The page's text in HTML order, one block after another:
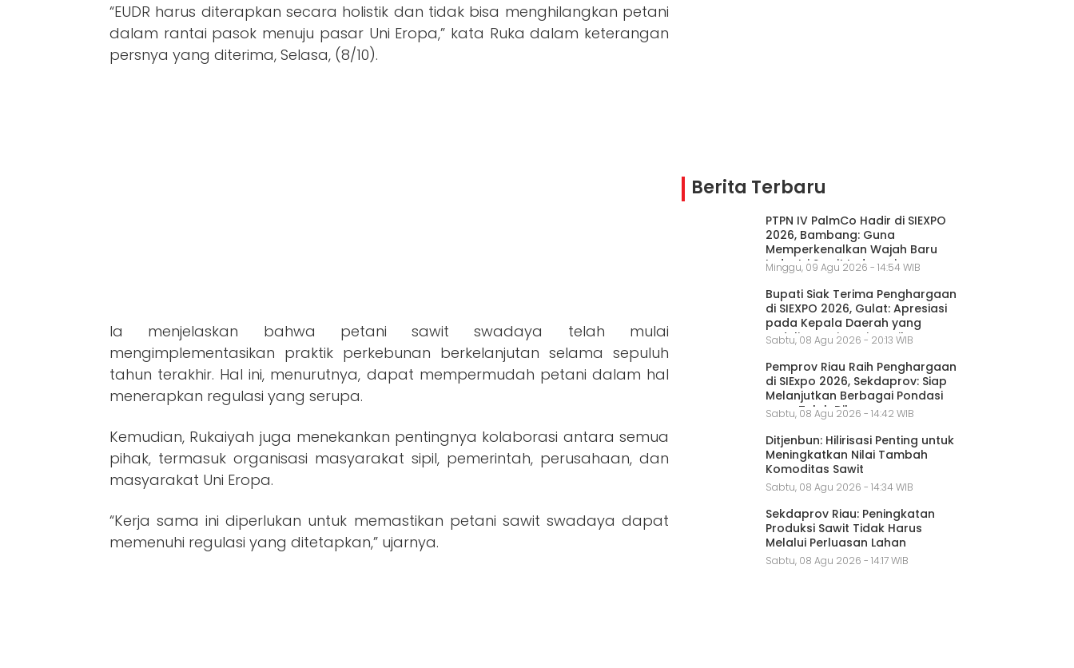
“EUDR harus diterapkan secara holistik dan tidak bisa menghilangkan petani
dalam rantai pasok menuju pasar Uni Eropa,” kata Ruka dalam keterangan
persnya yang diterima, Selasa, (8/10).
Ia menjelaskan bahwa petani sawit swadaya telah mulai
mengimplementasikan praktik perkebunan berkelanjutan selama sepuluh
tahun terakhir. Hal ini, menurutnya, dapat mempermudah petani dalam hal
menerapkan regulasi yang serupa.
Kemudian, Rukaiyah juga menekankan pentingnya kolaborasi antara semua
pihak, termasuk organisasi masyarakat sipil, pemerintah, perusahaan, dan
masyarakat Uni Eropa.
“Kerja sama ini diperlukan untuk memastikan petani sawit swadaya dapat
memenuhi regulasi yang ditetapkan,” ujarnya.
Berita Terbaru
PTPN IV PalmCo Hadir di SIEXPO
2026, Bambang: Guna
Memperkenalkan Wajah Baru
Industri Sawit Indonesia
Minggu, 09 Agu 2026 - 14:54 WIB
Bupati Siak Terima Penghargaan
di SIEXPO 2026, Gulat: Apresiasi
pada Kepala Daerah yang
Peduli Petani Sawit Kecil
Sabtu, 08 Agu 2026 - 20:13 WIB
Pemprov Riau Raih Penghargaan
di SIExpo 2026, Sekdaprov: Siap
Melanjutkan Berbagai Pondasi
yang Telah Dibangun
Sabtu, 08 Agu 2026 - 14:42 WIB
Ditjenbun: Hilirisasi Penting untuk
Meningkatkan Nilai Tambah
Komoditas Sawit
Sabtu, 08 Agu 2026 - 14:34 WIB
Sekdaprov Riau: Peningkatan
Produksi Sawit Tidak Harus
Melalui Perluasan Lahan
Sabtu, 08 Agu 2026 - 14:17 WIB